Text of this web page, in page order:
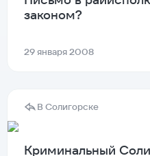
законом?
29 января 2008
В Солигорске
Криминальный